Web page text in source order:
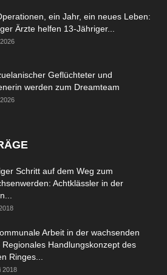
ein Jahr, ein neues Leben:
Ärzte helfen 13-Jähriger...
Geflüchteter und
werden zum Dreamteam
Schritt auf dem Weg zum
Achtklässler in der
Arbeit in der wachsenden
Regionales Handlungskonzept des
Ringes...
2018